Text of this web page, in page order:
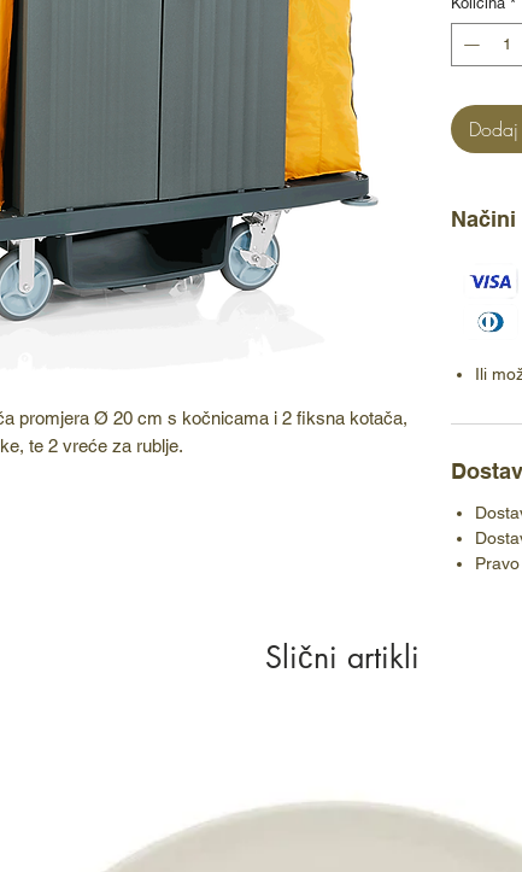
promjera Ø 20 cm s kočnicama i 2 fiksna kotača,
te 2 vreće za rublje.
Načini
Ili
Slični artikli